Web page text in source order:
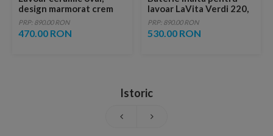
design marmorat crem
lucios cu vene aurii,
ventil inclus
PRP: 890.00 RON
470.00 RON
lavoar LaVita Verdi 220,
fara ventil, brushed
copper
PRP: 890.00 RON
530.00 RON
Istoric